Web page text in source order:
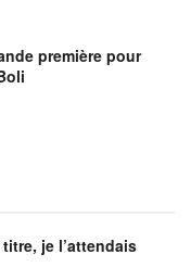
première pour
je l’attendais